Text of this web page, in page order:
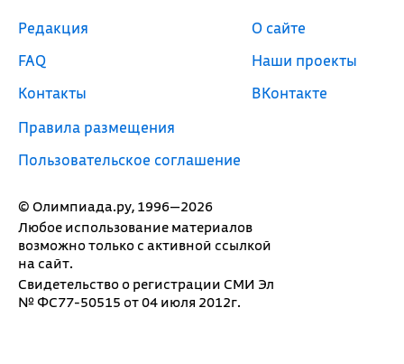
© Олимпиада.ру, 1996—2026
Любое использование материалов
возможно только с активной ссылкой
на сайт.
Свидетельство о регистрации СМИ Эл
№ ФС77-50515 от 04 июля 2012г.
Редакция
FAQ
Контакты
Правила размещения
Пользовательское соглашение
О сайте
Наши проекты
ВКонтакте